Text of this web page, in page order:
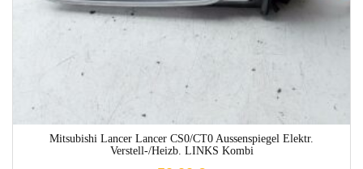
Mitsubishi Lancer Lancer CS0/CT0 Aussenspiegel Elektr.
Verstell-/heizb. LINKS Kombi